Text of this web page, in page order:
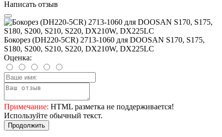
Написать отзыв
Бокорез (DH220-5CR) 2713-1060 для DOOSAN S170, S175,
S180, S200, S210, S220, DX210W, DX225LC
Оценка:
Примечание: HTML разметка не поддерживается!
Используйте обычный текст.
Продолжить